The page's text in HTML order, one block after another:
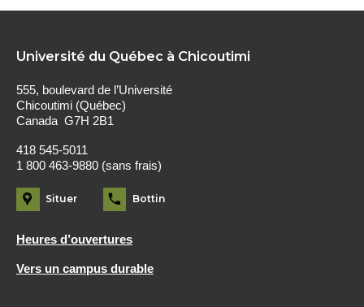
Université du Québec à Chicoutimi
555, boulevard de l’Université
Chicoutimi (Québec)
Canada G7H 2B1
418 545-5011
1 800 463-9880 (sans frais)
Situer Bottin
Heures d’ouvertures
Vers un campus durable